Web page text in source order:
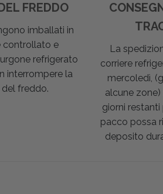
FREDDO
imballati in
controllato e
refrigerato
interrompere la
freddo.
La
corriere
mercoledì,
alcune
giorni restanti
pacco possa
deposito